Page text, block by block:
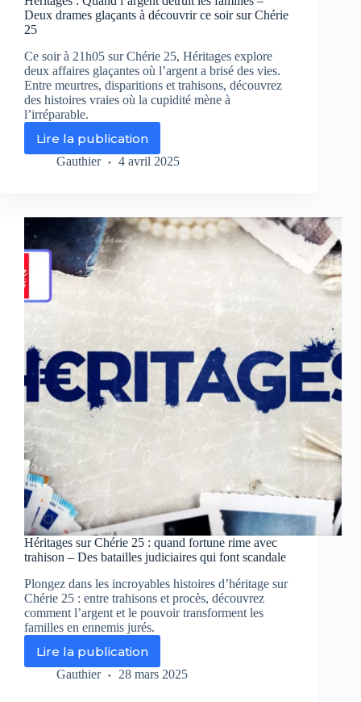
Deux drames glaçants à découvrir ce soir sur Chérie
25
Ce soir à 21h05 sur Chérie 25, Héritages explore
deux affaires glaçantes où l’argent a brisé des vies.
Entre meurtres, disparitions et trahisons, découvrez
des histoires vraies où la cupidité mène à
l’irréparable.
Lire la publication
Héritages
:
les
familles
–
Deux
drames
soir
Chérie
25
Gauthier 4 avril 2025
Héritages sur Chérie 25 : quand fortune rime avec
trahison – Des batailles judiciaires qui font scandale
Plongez dans les incroyables histoires d’héritage sur
Chérie 25 : entre trahisons et procès, découvrez
comment l’argent et le pouvoir transforment les
familles en ennemis jurés.
Lire la publication
Héritages
sur
Gauthier 28 mars 2025